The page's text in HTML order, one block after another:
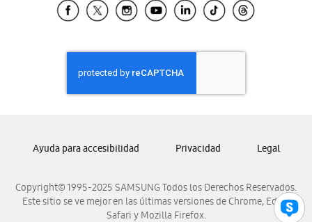
Samsung El Salvador
Samsung Honduras
Samsung Nicaragua
Samsung Panamá
Samsung Venezuela
Copyright© 1995-2025 SAMSUNG Todos los Derechos Reservados.
Este sitio se ve mejor en las últimas versiones de Chrome, Edge,
Safari y Mozilla Firefox.
Ayuda para accesibilidad Privacidad Legal